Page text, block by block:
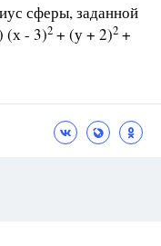
сферы, заданной
(х - 3)2 + (у + 2)2 +